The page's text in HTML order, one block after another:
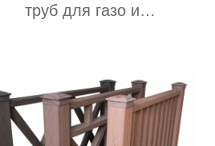
труб для газо и